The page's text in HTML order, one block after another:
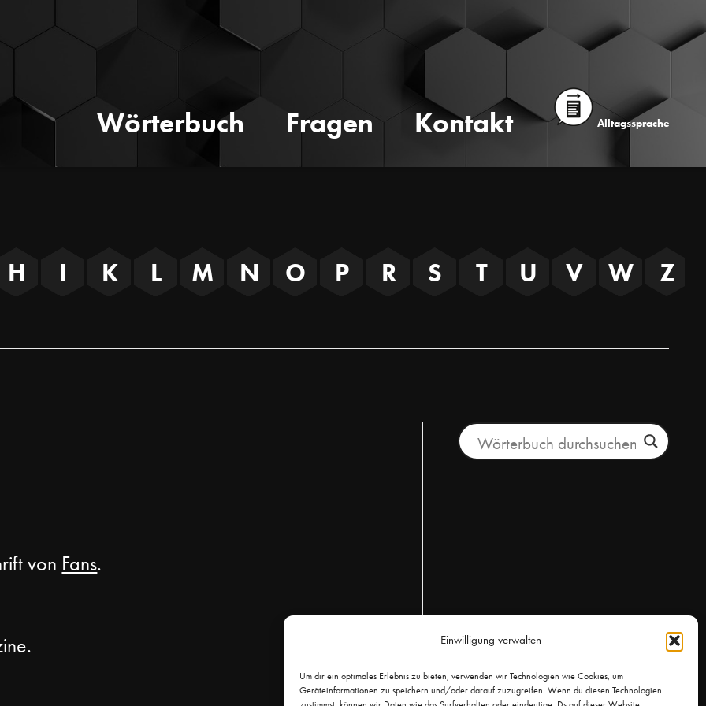
Einwilligung verwalten
Um dir ein optimales Erlebnis zu bieten, verwenden wir Technologien wie Cookies, um
Geräteinformationen zu speichern und/oder darauf zuzugreifen. Wenn du diesen Technologien
Wörterbuch Fragen Kontakt Alltagssprache
H I K L M N O P R S T U V W Z
von Fans.